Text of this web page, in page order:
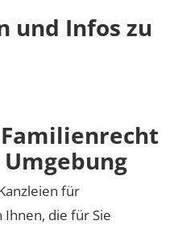
und Infos zu
für
die für Sie